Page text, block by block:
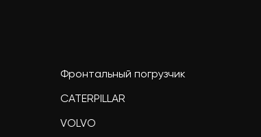
Фронтальный погрузчик
CATERPILLAR
VOLVO